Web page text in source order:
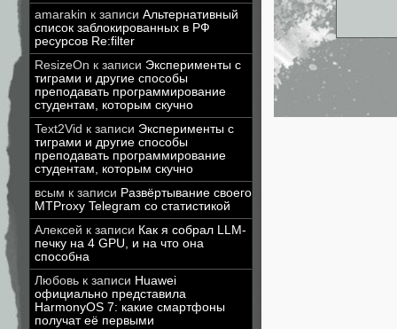
amarakin к записи Альтернативный
список заблокированных в РФ
ресурсов Re:filter
ResizeOn к записи Эксперименты с
тиграми и другие способы
преподавать программирование
студентам, которым скучно
Text2Vid к записи Эксперименты с
тиграми и другие способы
преподавать программирование
студентам, которым скучно
всым к записи Развёртывание своего
MTProxy Telegram со статистикой
Алексей к записи Как я собрал LLM-
печку на 4 GPU, и на что она
способна
Любовь к записи Huawei
официально представила
HarmonyOS 7: какие смартфоны
получат её первыми